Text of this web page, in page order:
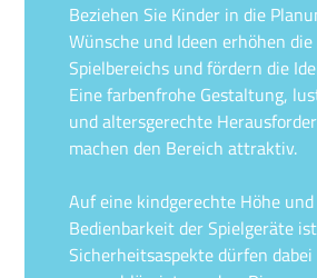
Beziehen Sie Kinder in die
Wünsche und Ideen erhöhen
Spielbereichs und fördern die
Eine farbenfrohe Gestaltung,
und altersgerechte
machen den Bereich attraktiv.
Auf eine kindgerechte Höhe
Bedienbarkeit der Spielgeräte
Sicherheitsaspekte dürfen